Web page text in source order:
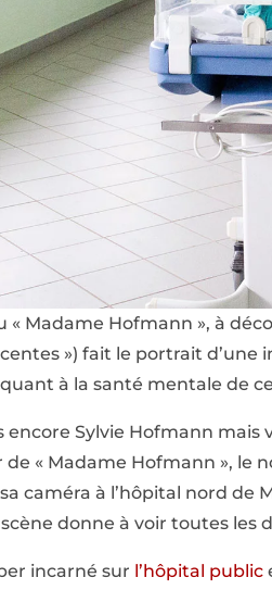
« Madame Hofmann », à
») fait le portrait
à la santé mentale de
encore Sylvie Hofmann
de « Madame Hofmann », le
caméra à l’hôpital nord de
donne à voir toutes les
incarné sur l’hôpital public